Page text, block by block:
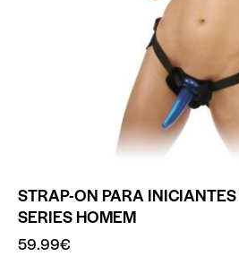
STRAP-ON PARA
SERIES HOMEM
59.99€